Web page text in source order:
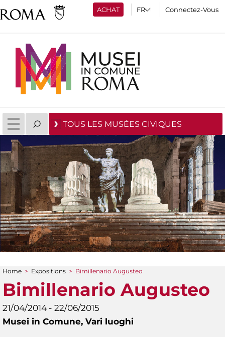
ACHAT Connectez-Vous
TOUS LES MUSÉES CIVIQUES
You are here
Home > Expositions > Bimillenario Augusteo
Bimillenario Augusteo
21/04/2014 - 22/06/2015
Musei in Comune, Vari luoghi